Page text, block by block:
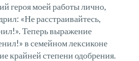
героя моей работы лично,
«Не расстраивайтесь,
Теперь выражение
в семейном лексиконе
крайней степени одобрения.